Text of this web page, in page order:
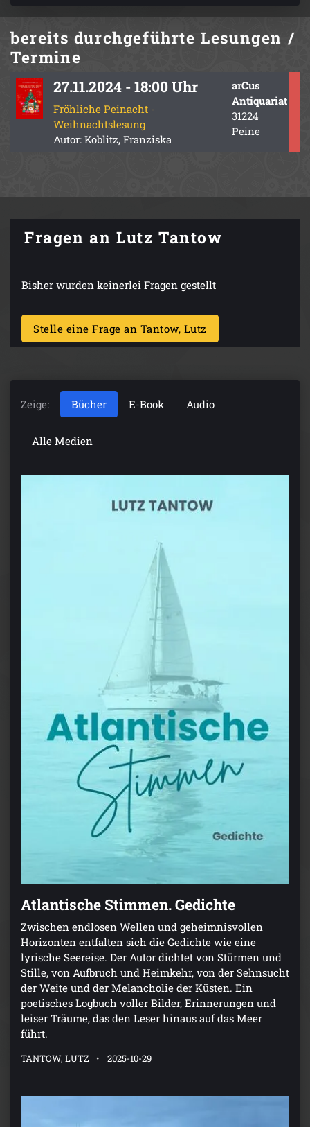
bereits durchgeführteLesungen /
Termine
27.11.2024 - 18:00 Uhr
Fröhliche Peinacht -
Weihnachtslesung
Autor: Koblitz, Franziska
arCus
Antiquariat
31224
Peine
Fragen an Lutz Tantow
Bisher wurden keinerlei Fragen gestellt
Stelle eine Frage an Tantow, Lutz
Zeige: Bücher E-Book Audio
Alle Medien
Atlantische Stimmen. Gedichte
Zwischen endlosen Wellen und geheimnisvollen
Horizonten entfalten sich die Gedichte wie eine
lyrische Seereise. Der Autor dichtet von Stürmen und
Stille, von Aufbruch und Heimkehr, von der Sehnsucht
der Weite und der Melancholie der Küsten. Ein
poetisches Logbuch voller Bilder, Erinnerungen und
leiser Träume, das den Leser hinaus auf das Meer
führt.
TANTOW, LUTZ 2025-10-29